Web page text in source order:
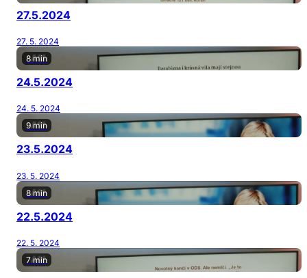
27.5.2024
27. 5. 2024
8 min
24.5.2024
24. 5. 2024
9 min
23.5.2024
23. 5. 2024
8 min
22.5.2024
22. 5. 2024
7 min